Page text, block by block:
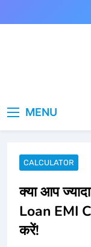
MENU
CALCULATOR
क्या आप
Loan EMI
करें!